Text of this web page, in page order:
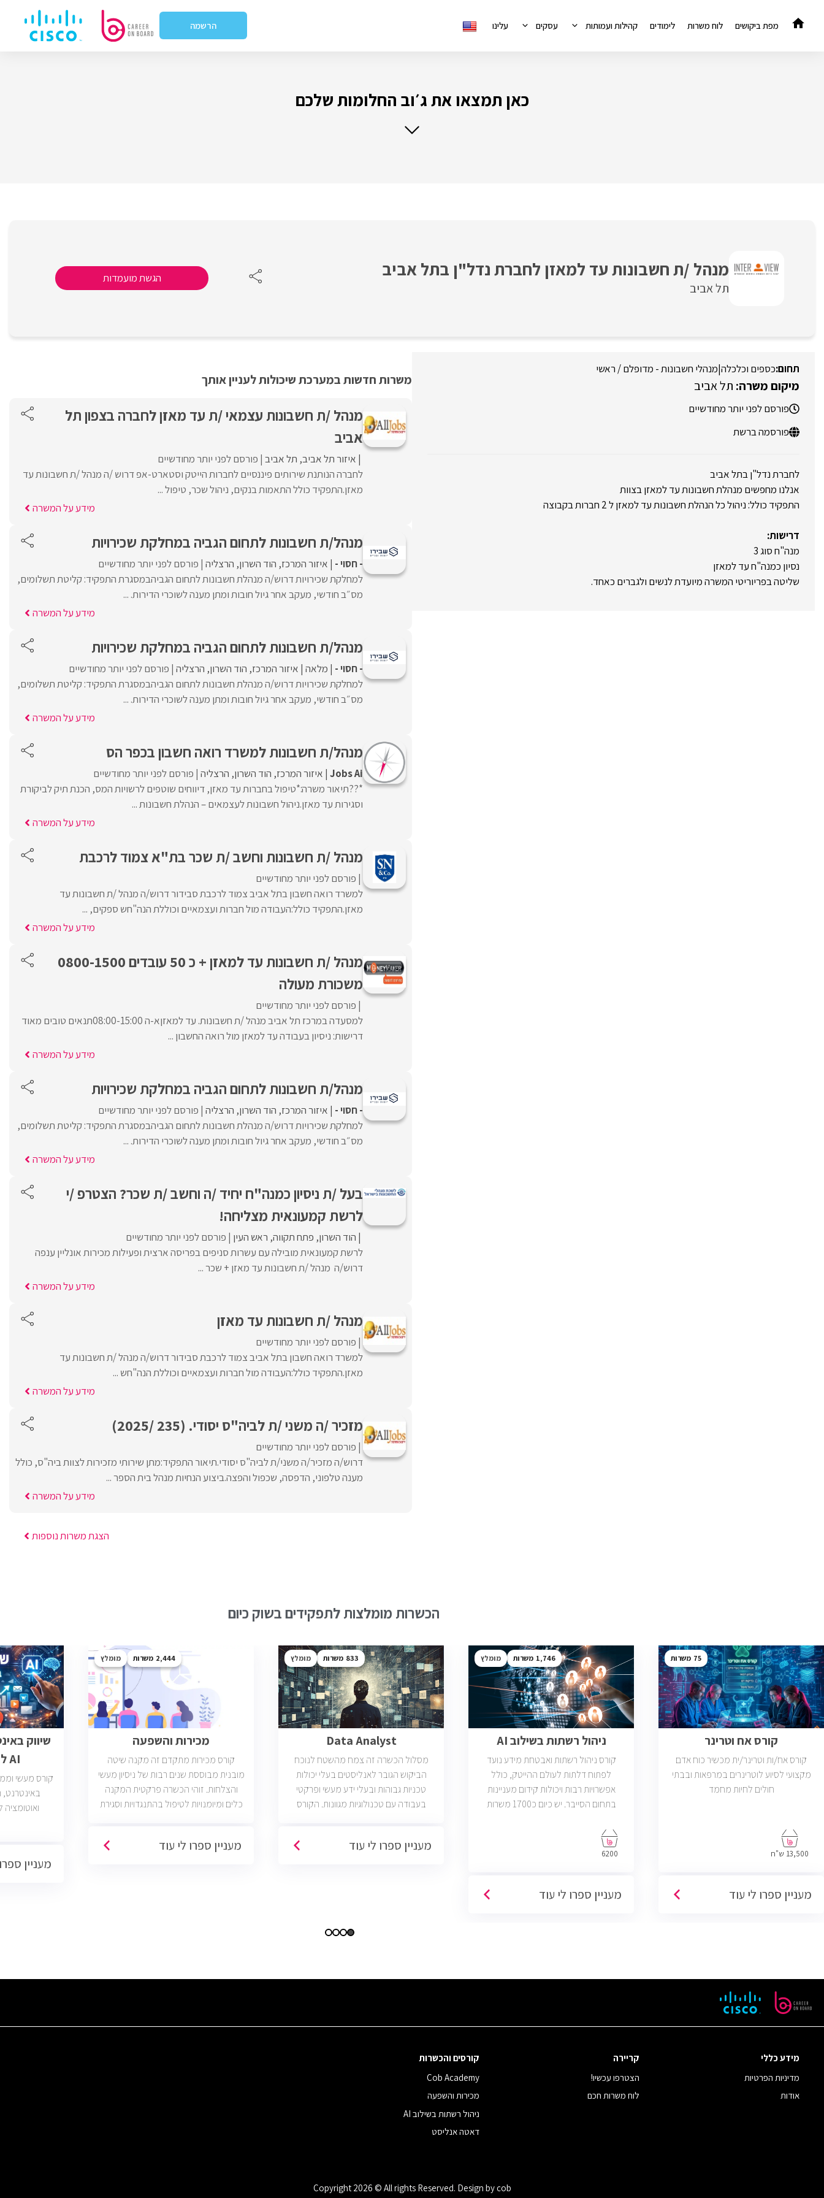
לתוכן
מפת ביקושים לוח משרות לימודים קהילות ועמותות עסקים עלינו הרשמה
כאן תמצאו את ג׳וב החלומות שלכם
מנהל /ת חשבונות עד למאזן לחברת נדל"ן בתל אביב
תל אביב
הגשת מועמדות
כספים וכלכלה|מנהלי חשבונות - מדופלם / ראשי
תל אביב
פורסם לפני יותר מחודשיים
פורסמה ברשת
לחברת נדל"ן בתל אביב
אנלנו מחפשים מנהלת חשבונות עד למאזן בצוות
התפקיד כולל: ניהול כל הנהלת חשבונות עד למאזן ל 2 חברות בקבוצה
דרישות:
מנה"ח סוג 3
נסיון כמנה"ח עד למאזן
שליטה בפריוריטי המשרה מיועדת לנשים ולגברים כאחד.
משרות חדשות במערכת שיכולות לעניין אותך
מנהל /ת חשבונות עצמאי /ת עד מאזן לחברה בצפון תל
אביב
איזור תל אביב תל אביב פורסם לפני יותר מחודשיים
לחברה הנותנת שירותים פיננסיים לחברות הייטק וסטארט-אפ דרוש /ה מנהל /ת חשבונות עד
מאזן.התפקיד כולל התאמות בנקים, ניהול שכר, טיפול ...
מידע על המשרה
מנהל/ת חשבונות לתחום הגביה במחלקת שכירויות
- חסוי - איזור המרכז הוד השרון הרצליה פורסם לפני יותר מחודשיים
למחלקת שכירויות דרוש/ה מנהלת חשבונות לתחום הגביהבמסגרת התפקיד: קליטת תשלומים,
מס״ב חודשי, מעקב אחר גיול חובות ומתן מענה לשוכרי הדירות. ...
מידע על המשרה
מנהל/ת חשבונות לתחום הגביה במחלקת שכירויות
- חסוי - מלאה איזור המרכז הוד השרון הרצליה פורסם לפני יותר מחודשיים
למחלקת שכירויות דרוש/ה מנהלת חשבונות לתחום הגביהבמסגרת התפקיד: קליטת תשלומים,
מס״ב חודשי, מעקב אחר גיול חובות ומתן מענה לשוכרי הדירות. ...
מידע על המשרה
מנהל/ת חשבונות למשרד רואה חשבון בכפר הס
Jobs Ai איזור המרכז הוד השרון הרצליה פורסם לפני יותר מחודשיים
*??תיאור משרה:*טיפול בחברות עד מאזן, דיווחים שוטפים לרשויות המס, הכנת תיק לביקורת
וסגירות עד מאזן.ניהול חשבונות לעצמאים – הנהלת חשבונות ...
מידע על המשרה
מנהל /ת חשבונות וחשב /ת שכר בת"א צמוד לרכבת
פורסם לפני יותר מחודשיים
למשרד רואה חשבון בתל אביב צמוד לרכבת סבידור דרוש/ה מנהל /ת חשבונות עד
מאזן.התפקיד כולל:העבודה מול חברות ועצמאיים וכוללת הנה"חש ספקים, ...
מידע על המשרה
מנהל /ת חשבונות עד למאזן + כ 50 עובדים 0800-1500
משכורת מעולה
פורסם לפני יותר מחודשיים
למסעדה במרכז תל אביב מנהל /ת חשבונות. עד למאזןא-ה 08:00-15:00תנאים טובים מאוד
דרישות: ניסיון בעבודה עד למאזן מול רואה החשבון ...
מידע על המשרה
מנהל/ת חשבונות לתחום הגביה במחלקת שכירויות
- חסוי - איזור המרכז הוד השרון הרצליה פורסם לפני יותר מחודשיים
למחלקת שכירויות דרוש/ה מנהלת חשבונות לתחום הגביהבמסגרת התפקיד: קליטת תשלומים,
מס״ב חודשי, מעקב אחר גיול חובות ומתן מענה לשוכרי הדירות. ...
מידע על המשרה
בעל /ת ניסיון כמנה"ח יחיד /ה וחשב /ת שכר? הצטרפ /י
לרשת קמעונאית מצליחה!
הוד השרון פתח תקווה ראש העין פורסם לפני יותר מחודשיים
לרשת קמעונאית מובילה עם עשרות סניפים בפריסה ארצית ופעילות מכירות אונליין ענפה
דרוש/ה מנהל /ת חשבונות עד מאזן + שכר ...
מידע על המשרה
מנהל /ת חשבונות עד מאזן
פורסם לפני יותר מחודשיים
למשרד רואה חשבון בתל אביב צמוד לרכבת סבידור דרוש/ה מנהל /ת חשבונות עד
מאזן.התפקיד כולל:העבודה מול חברות ועצמאיים וכוללת הנה"חש ...
מידע על המשרה
מזכיר /ה משני /ת לביה"ס יסודי. (235 /2025)
פורסם לפני יותר מחודשיים
דרוש/ה מזכיר/ה משני/ת לביה"ס יסודי.תיאור התפקיד:מתן שירותי מזכירות לצוות ביה"ס, כולל
מענה טלפוני, הדפסה, שכפול והפצה.ביצוע הנחיות מנהל בית הספר ...
מידע על המשרה
הצגת משרות נוספות
הכשרות מומלצות לתפקידים בשוק כיום
75
קורס אח וטרינר
קורס אח/ות וטרינר/ית מכשיר כוח אדם
מקצועי לסיוע לוטרינרים במרפאות ובבתי
חולים לחיות מחמד
13,500 ש"ח
מעניין ספרו לי עוד
1,746 מומלץ
ניהול רשתות בשילוב AI
קורס ניהול רשתות ואבטחת מידע נועד
לפתוח דלתות לעולם ההייטק, כולל
אפשרויות רבות ויכולות קידום מעניינות
בתחום הסייבר. יש כיום כ1700 משרות
בניהול רשתות והסמכת CCNA.
6200
מעניין ספרו לי עוד
833 מומלץ
Data Analyst
מסלול הכשרה זה צמח מהשטח לנוכח
הביקוש הגובר לאנליסטים בעלי יכולות
טכניות גבוהות ובעלי ידע מעשי ופרקטי
בעבודה עם טכנולוגיות מגוונות. הקורס
פתוחות בשוק והתפקיד מתאים לעבודה
מעניין ספרו לי עוד
2,444 מומלץ
מכירות והשפעה
קורס מכירות מתקדם זה מקנה שיטה
מובנית מבוססת שנים רבות של ניסיון מעשי
והצלחות. זוהי הכשרה פרקטית המקנה
כלים ומיומנויות לטיפול בהתנגדויות וסגירת
הסוגים והגדלים (מכירות טלפוניות,
מעניין ספרו לי עוד
שיווק
AI לבעלי עסקים
קורס מעשי
ואוטומציה
מעניין
מידע כללי
מדיניות הפרטיות
אודות
קריירה
הצטרפו עכשיו!
לוח משרות חכם
קורסים והכשרות
Cob Academy
מכירות והשפעה
ניהול רשתות בשילוב AI
דאטה אנליסט
Copyright 2026 © All rights Reserved. Design by cob